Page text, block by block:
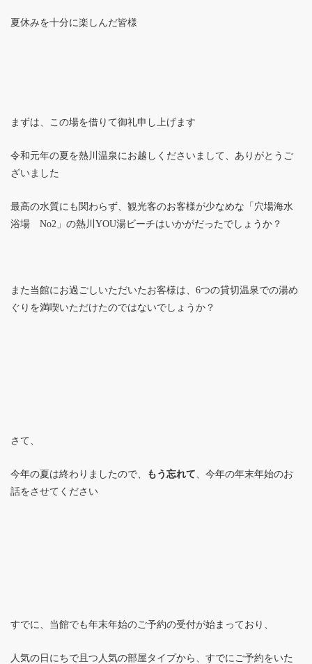
夏休みを十分に楽しんだ皆様
まずは、この場を借りて御礼申し上げます
令和元年の夏を熱川温泉にお越しくださいまして、ありがとうご
ざいました
最高の水質にも関わらず、観光客のお客様が少なめな「穴場海水
浴場 No2」の熱川YOU湯ビーチはいかがだったでしょうか？
また当館にお過ごしいただいたお客様は、6つの貸切温泉での湯め
ぐりを満喫いただけたのではないでしょうか？
さて、
今年の夏は終わりましたので、 もう忘れて、今年の年末年始のお
話をさせてください
すでに、当館でも年末年始のご予約の受付が始まっており、
人気の日にちで且つ人気の部屋タイプから、すでにご予約をいた